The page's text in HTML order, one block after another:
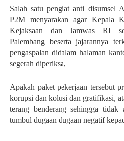
Salah satu pengiat anti disumsel
P2M menyarakan agar Kepala
Kejaksaan dan Jamwas RI
Palembang beserta jajarannya
pengaspalan didalam halaman
segerah diperiksa,
Apakah paket pekerjaan tersebut
korupsi dan kolusi dan gratifikasi,
terang benderang sehingga
tumbul dugaan dugaan negatif